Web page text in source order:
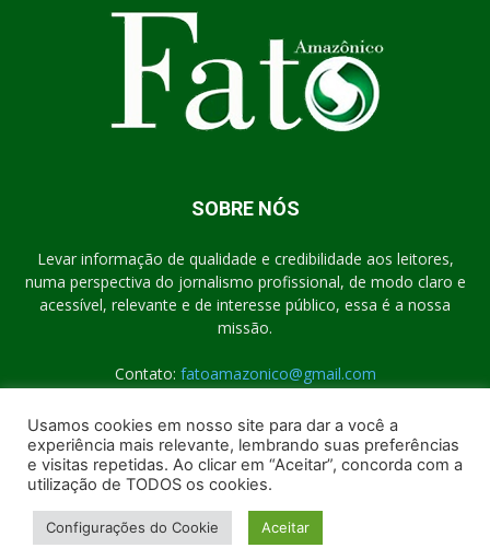
SOBRE NÓS
Levar informação de qualidade e credibilidade aos leitores,
numa perspectiva do jornalismo profissional, de modo claro e
acessível, relevante e de interesse público, essa é a nossa
missão.
Contato: fatoamazonico@gmail.com
SIGA-NOS
Usamos cookies em nosso site para dar a você a
experiência mais relevante, lembrando suas preferências
e visitas repetidas. Ao clicar em “Aceitar”, concorda com a
utilização de TODOS os cookies.
Configurações do Cookie Aceitar